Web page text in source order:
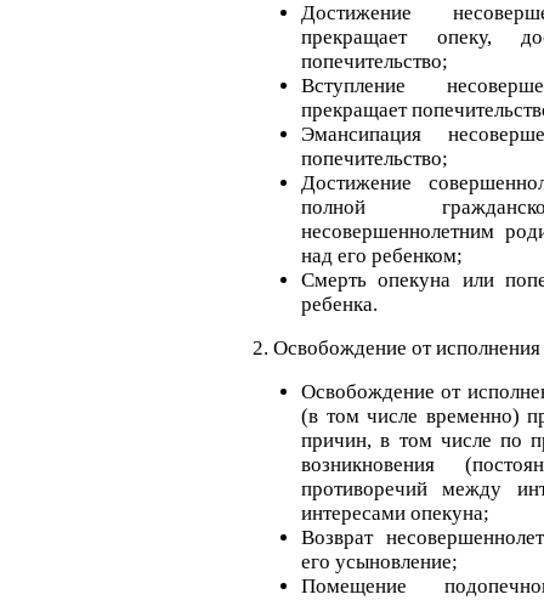
Достижение
прекращает опеку,
попечительство;
Вступление
прекращает
Эмансипация
попечительство;
Достижение
полной
несовершеннолетним
над его ребенком;
Смерть опекуна или
ребенка.
2. Освобождение от исполнения
Освобождение от
(в том числе временно)
причин, в том числе по
возникновения
противоречий между
интересами опекуна;
Возврат
его усыновление;
Помещение